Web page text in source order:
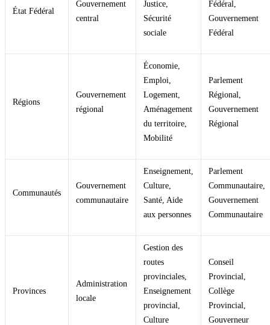
État Fédéral
Gouvernement
central
Justice,
Sécurité
sociale
Fédéral,
Gouvernement
Fédéral
Régions
Gouvernement
régional
Économie,
Emploi,
Logement,
Aménagement
du territoire,
Mobilité
Parlement
Régional,
Gouvernement
Régional
Communautés
Gouvernement
communautaire
Enseignement,
Culture,
Santé, Aide
aux personnes
Parlement
Communautaire,
Gouvernement
Communautaire
Provinces
Administration
locale
Gestion des
routes
provinciales,
Enseignement
provincial,
Culture
Conseil
Provincial,
Collège
Provincial,
Gouverneur